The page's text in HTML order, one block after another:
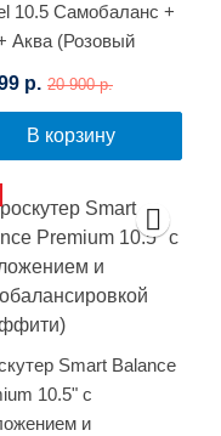
10.5 Самобаланс +
Аква (Розовый
р. 20 900 р.
В корзину
Smart Balance
10.5" с
и